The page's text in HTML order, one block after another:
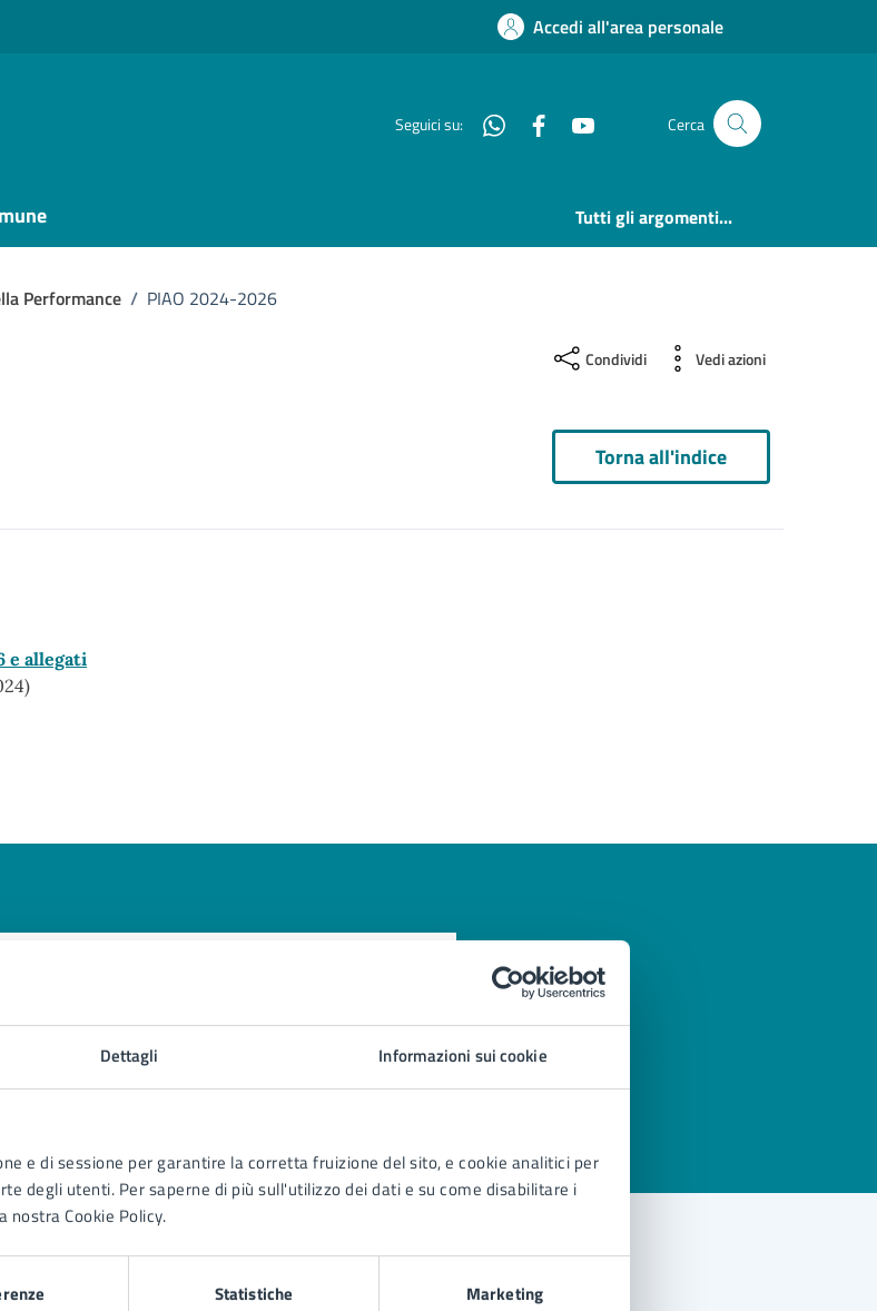
Dettagli Informazioni sui cookie
e di sessione per garantire la corretta fruizione del sito, e cookie analitici per
degli utenti. Per saperne di più sull'utilizzo dei dati e su come disabilitare i
nostra Cookie Policy.
Statistiche Marketing
Accedi all'area personale
Seguici su: WhatsappFacebook Cerca
Tutti gli argomenti...
Performance / PIAO 2024-2026
Condividi Vedi azioni
Torna all'indice
e allegati
stelle su 5
su 5
5